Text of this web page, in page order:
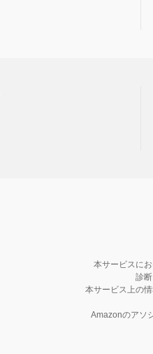
本サービスに
診
本サービス上の
Amazonのアソ